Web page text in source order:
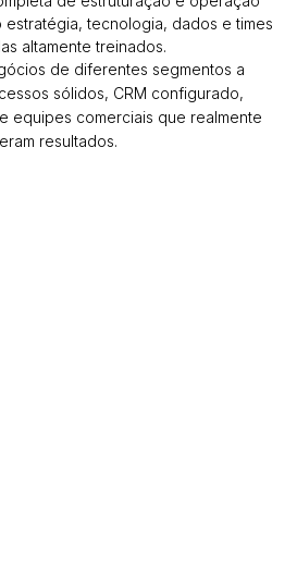
estratégia, tecnologia, dados e times
altamente treinados.
de diferentes segmentos a
sólidos, CRM configurado,
equipes comerciais que realmente
resultados.